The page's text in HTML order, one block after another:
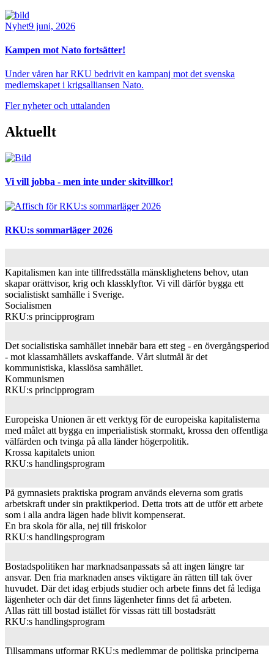
Bild
Nyhet9 juni, 2026
Kampen mot Nato fortsätter!
Under våren har RKU bedrivit en kampanj mot det svenska
medlemskapet i krigsalliansen Nato.
Fler nyheter och uttalanden
Aktuellt
Bild
Vi vill jobba - men inte under skitvillkor!
Bild
RKU:s sommarläger 2026
Kapitalismen kan inte tillfredsställa mänsklighetens behov, utan
skapar orättvisor, krig och klassklyftor. Vi vill därför bygga ett
socialistiskt samhälle i Sverige.
Socialismen
RKU:s principprogram
Det socialistiska samhället innebär bara ett steg - en övergångsperiod
- mot klassamhällets avskaffande. Vårt slutmål är det
kommunistiska, klasslösa samhället.
Kommunismen
RKU:s principprogram
Europeiska Unionen är ett verktyg för de europeiska kapitalisterna
med målet att bygga en imperialistisk stormakt, krossa den offentliga
välfärden och tvinga på alla länder högerpolitik.
Krossa kapitalets union
RKU:s handlingsprogram
På gymnasiets praktiska program används eleverna som gratis
arbetskraft under sin praktikperiod. Detta trots att de utför ett arbete
som i alla andra lägen hade blivit kompenserat.
En bra skola för alla, nej till friskolor
RKU:s handlingsprogram
Bostadspolitiken har marknadsanpassats så att ingen längre tar
ansvar. Den fria marknaden anses viktigare än rätten till tak över
huvudet. Där det idag erbjuds studier och arbete finns det få lediga
lägenheter och där det finns lägenheter finns det få arbeten.
Allas rätt till bostad istället för vissas rätt till bostadsrätt
RKU:s handlingsprogram
Tillsammans utformar RKU:s medlemmar de politiska principerna